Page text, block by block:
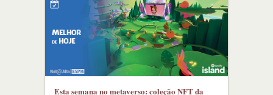
Esta semana no metaverso: coleção NFT da